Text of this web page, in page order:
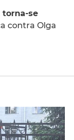
torna-se
contra Olga